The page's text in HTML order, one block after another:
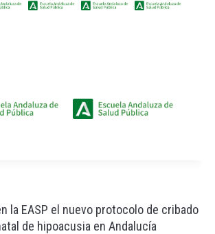
la EASP el nuevo protocolo de cribado
de hipoacusia en Andalucía